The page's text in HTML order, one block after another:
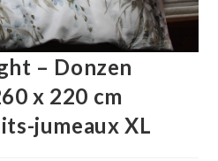
– Donzen
x 220 cm
jumeaux XL